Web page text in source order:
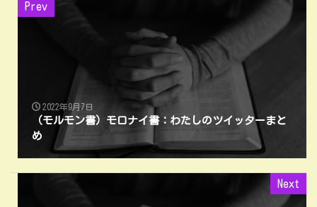
Prev
2022年9月7日
（モルモン書）モロナイ書：わたしのツイッターまと
め
Next